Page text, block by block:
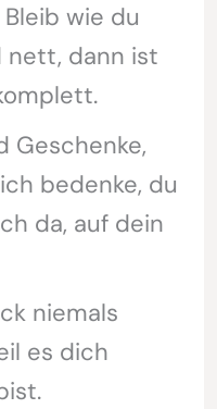
wie du
nett, dann ist
Geschenke,
bedenke, du
da, auf dein
niemals
es dich